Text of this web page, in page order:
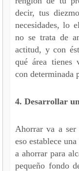
decir, tus
necesidades, lo
no se trata de
actitud, y con
qué área tienes
con determinada
4. Desarrollar
Ahorrar va a ser
eso establece
a ahorrar para
pequeño fondo